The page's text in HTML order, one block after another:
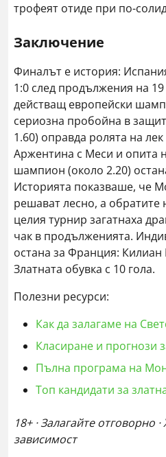
трофеят отиде при по-
Заключение
Финалът е история:
1:0 след продължения на
действащ европейски
сериозна пробойна в
1.60) оправда ролята на
Аржентина с Меси и опита
шампион (около 2.20)
Историята показваше, че
решават лесно, а обратите
целия турнир загатнаха
чак в продълженията.
остана за Франция:
Златната обувка с 10 гола.
Полезни ресурси:
Как да залагаме на
Класиране и прогнози
Пълна програма на
Топ кандидати за
18+ · Залагайте отговорно
зависимост